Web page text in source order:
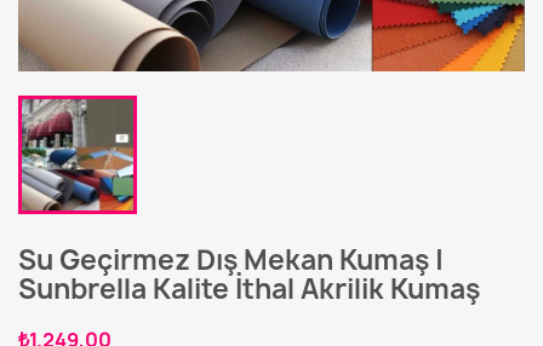
Su Geçirmez Dış Mekan Kumaş |
Sunbrella Kalite İthal Akrilik Kumaş
₺1.249,00